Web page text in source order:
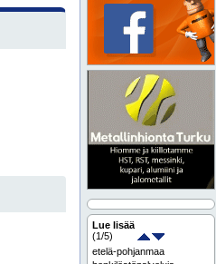
Lue lisää
(1/5)
etelä-pohjanmaa